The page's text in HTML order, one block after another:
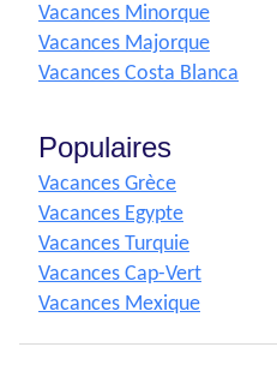
Vacances Minorque
Vacances Majorque
Vacances Costa Blanca
Populaires
Vacances Grèce
Vacances Egypte
Vacances Turquie
Vacances Cap-Vert
Vacances Mexique